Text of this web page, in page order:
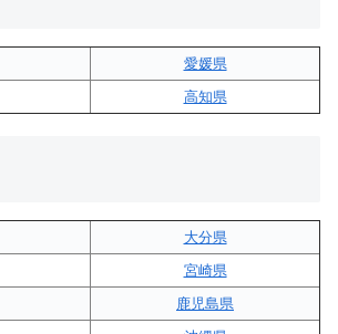
愛媛県
高知県
大分県
宮崎県
鹿児島県